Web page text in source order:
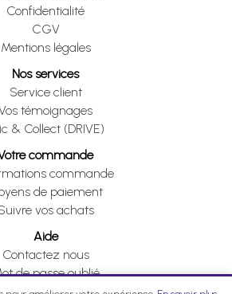
Confidentialité
CGV
Mentions légales
Nos services
Service client
témoignages
& Collect (DRIVE)
commande
commande
de paiement
vos achats
Aide
Contactez nous
de passe oublié